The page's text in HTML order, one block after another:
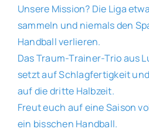
Unsere Mission? Die Liga
sammeln und niemals den
Handball verlieren.
Das Traum-Trainer-Trio aus
setzt auf Schlagfertigkeit
auf die dritte Halbzeit.
Freut euch auf eine Saison
ein bisschen Handball.